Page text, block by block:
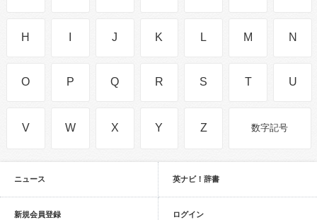
H J K L M N
O P Q R S T U
V W X Y Z 数字記号
ニュース 英ナビ！辞書
新規会員登録 ログイン